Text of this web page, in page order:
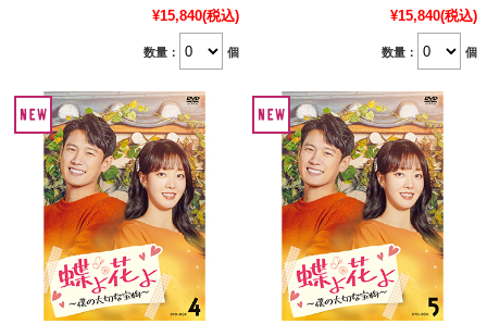
¥15,840(税込)
数量： 個
¥15,840(税込)
数量： 個